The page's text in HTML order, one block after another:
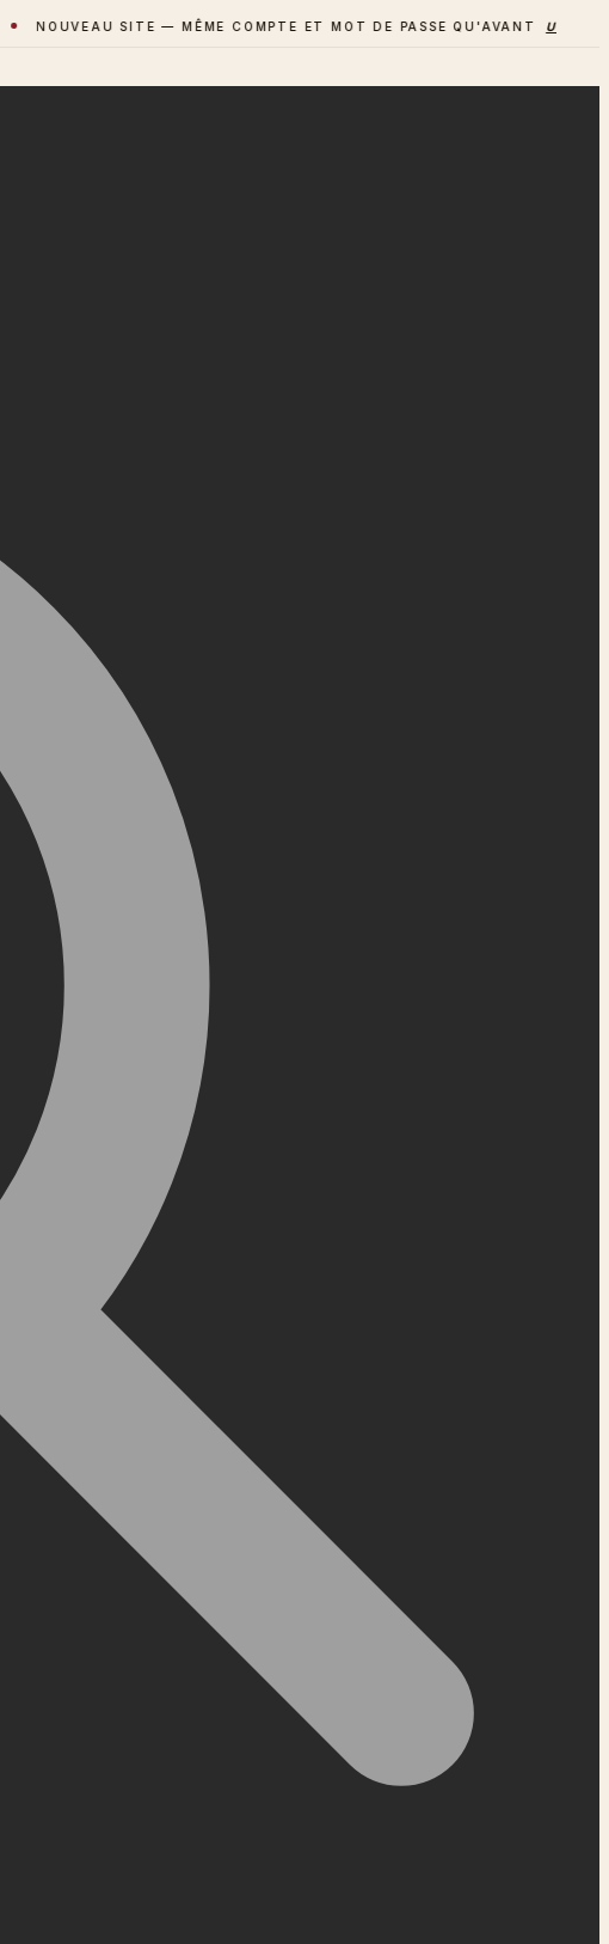
NOUVEAU SITE — MÊME COMPTE ET MOT DE PASSE QU'AVANT UN AVIS ?